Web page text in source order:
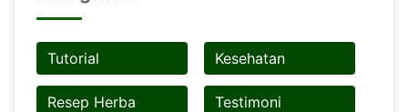
Tutorial Kesehatan
Resep Herba Testimoni